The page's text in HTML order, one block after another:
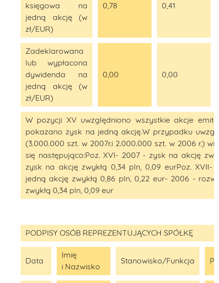
księgowa na
jedną akcję (w
zł/EUR)
0,78 0,41
Zadeklarowana
lub wypłacona
dywidenda na
jedną akcję (w
zł/EUR)
0,00 0,00
W pozycji XV uwzględniono wszystkie akcje
pokazano zysk na jedną akcję.W przypadku
(3.000.000 szt. w 2007r.i 2.000.000 szt. w 2006 r.)
się następująco:Poz. XVI- 2007 - zysk na akcję
zysk na akcję zwykłą 0,34 pln, 0,09 eurPoz.
jedną akcję zwykłą 0,86 pln, 0,22 eur- 2006 -
zwykłą 0,34 pln, 0,09 eur
PODPISY OSÓB REPREZENTUJĄCYCH SPÓŁKĘ
Data
Imię
i Nazwisko
Stanowisko/Funkcja